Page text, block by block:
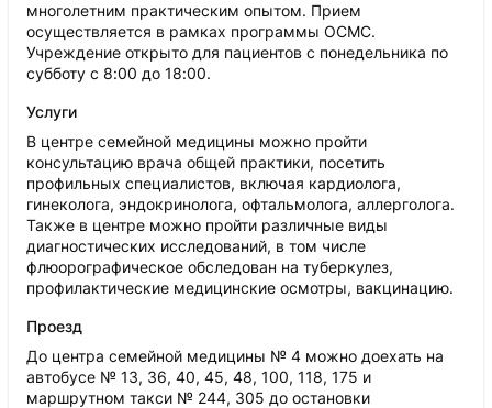
многолетним практическим опытом. Прием
осуществляется в рамках программы ОСМС.
Учреждение открыто для пациентов с понедельника по
субботу с 8:00 до 18:00.
Услуги
В центре семейной медицины можно пройти
консультацию врача общей практики, посетить
профильных специалистов, включая кардиолога,
гинеколога, эндокринолога, офтальмолога, аллерголога.
Также в центре можно пройти различные виды
диагностических исследований, в том числе
флюорографическое обследован на туберкулез,
профилактические медицинские осмотры, вакцинацию.
Проезд
До центра семейной медицины № 4 можно доехать на
автобусе № 13, 36, 40, 45, 48, 100, 118, 175 и
маршрутном такси № 244, 305 до остановки